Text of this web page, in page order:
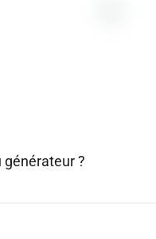
générateur ?